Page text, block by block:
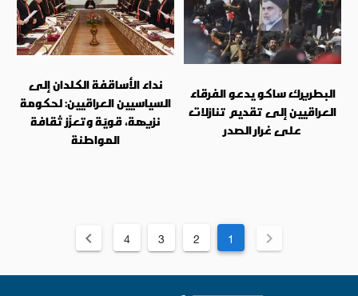
البطريرك ساكو يدعو الفرقاء
العراقيين إلى تقديم تنازلات
على غرار الصدر
نداء الأساقفة الكلدان إلى
السياسيين العراقيين: لحكومة
نزيهة، قويّة وتعزّز ثقافة
المواطنة
1
2
3
4